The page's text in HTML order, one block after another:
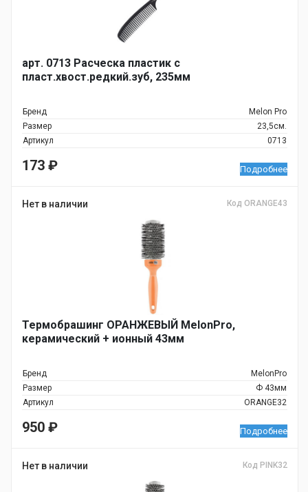
арт. 0713 Расческа пластик с
пласт.хвост.редкий.зуб, 235мм
Бренд
Melon Pro
Размер
23,5см.
Артикул
0713
173 ₽ Подробнее
Нет в наличии Код ORANGE43
Термобрашинг ОРАНЖЕВЫЙ MelonPro,
керамический + ионный 43мм
Бренд
MelonPro
Размер
Ф 43мм
Артикул
ORANGE32
950 ₽ Подробнее
Нет в наличии Код PINK32